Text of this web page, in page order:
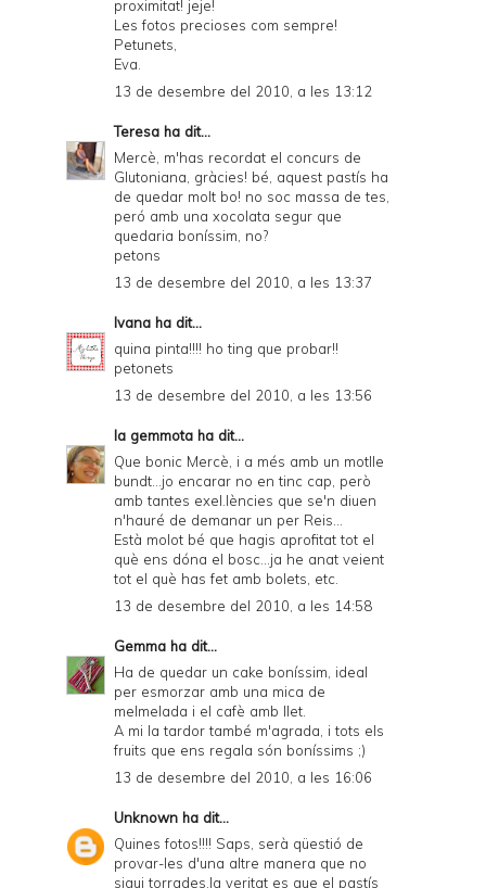
proximitat! jeje!
Les fotos precioses com sempre!
Petunets,
Eva.
13 de desembre del 2010, a les 13:12
Teresa ha dit...
Mercè, m'has recordat el concurs de
Glutoniana, gràcies! bé, aquest pastís ha
de quedar molt bo! no soc massa de tes,
peró amb una xocolata segur que
quedaria boníssim, no?
petons
13 de desembre del 2010, a les 13:37
Ivana ha dit...
quina pinta!!!! ho ting que probar!!
petonets
13 de desembre del 2010, a les 13:56
la gemmota ha dit...
Que bonic Mercè, i a més amb un motlle
bundt...jo encarar no en tinc cap, però
amb tantes exel.lències que se'n diuen
n'hauré de demanar un per Reis...
Està molot bé que hagis aprofitat tot el
què ens dóna el bosc...ja he anat veient
tot el què has fet amb bolets, etc.
13 de desembre del 2010, a les 14:58
Gemma ha dit...
Ha de quedar un cake boníssim, ideal
per esmorzar amb una mica de
melmelada i el cafè amb llet.
A mi la tardor també m'agrada, i tots els
fruits que ens regala són boníssims ;)
13 de desembre del 2010, a les 16:06
Unknown ha dit...
Quines fotos!!!! Saps, serà qüestió de
provar-les d'una altre manera que no
sigui torrades,la veritat es que el pastís